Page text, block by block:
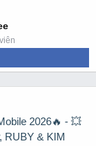
2026🔥 - 💥
RUBY & KIM